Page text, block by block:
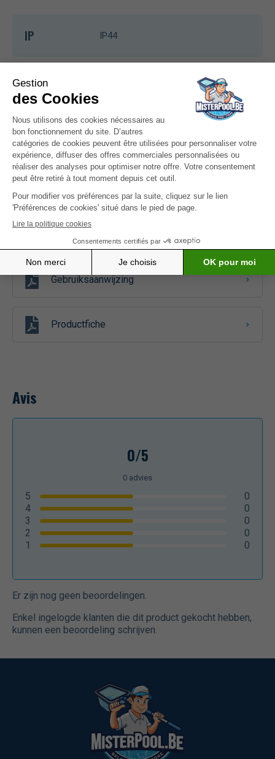
IP IP44
(hoogste
stand)
Dimensions 9,7 x 15 cm
Poids (kg) 3x 0,145
Documentatie
Gebruiksaanwijzing
Productfiche
Avis
0/5
0 advies
5
0
4
0
3
0
2
0
1
0
Er zijn nog geen beoordelingen.
Enkel ingelogde klanten die dit product gekocht hebben,
kunnen een beoordeling schrijven.